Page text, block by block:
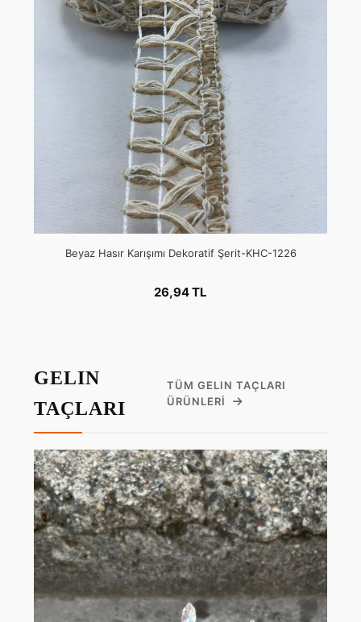
Beyaz Hasır Karışımı Dekoratif Şerit-KHC-1226
26,94 TL
GELIN
TAÇLARI
TÜM GELIN TAÇLARI
ÜRÜNLERI